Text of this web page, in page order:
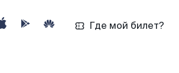
Где мой билет?